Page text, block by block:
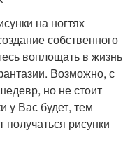
на ногтях
собственного
воплощать в жизнь
Возможно, с
но не стоит
у Вас будет, тем
рисунки